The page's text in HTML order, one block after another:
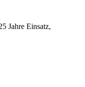
Jahre Einsatz,